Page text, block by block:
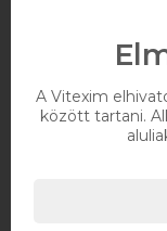
A Vitexim
között tartani.